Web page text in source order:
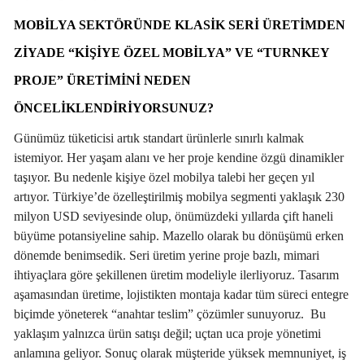
MOBILYA SEKTÖRÜNDE KLASIK SERI ÜRETIMDEN
ZIYADE “KIŞIYE ÖZEL MOBILYA” VE “TURNKEY
PROJE” ÜRETIMINI NEDEN
ÖNCELIKLENDIRIYORSUNUZ?
Günümüz tüketicisi artık standart ürünlerle sınırlı kalmak
istemiyor. Her yaşam alanı ve her proje kendine özgü dinamikler
taşıyor. Bu nedenle kişiye özel mobilya talebi her geçen yıl
artıyor. Türkiye’de özelleştirilmiş mobilya segmenti yaklaşık 230
milyon USD seviyesinde olup, önümüzdeki yıllarda çift haneli
büyüme potansiyeline sahip. Mazello olarak bu dönüşümü erken
dönemde benimsedik. Seri üretim yerine proje bazlı, mimari
ihtiyaçlara göre şekillenen üretim modeliyle ilerliyoruz. Tasarım
aşamasından üretime, lojistikten montaja kadar tüm süreci entegre
biçimde yöneterek “anahtar teslim” çözümler sunuyoruz. Bu
yaklaşım yalnızca ürün satışı değil; uçtan uca proje yönetimi
anlamına geliyor. Sonuç olarak müşteride yüksek memnuniyet, iş